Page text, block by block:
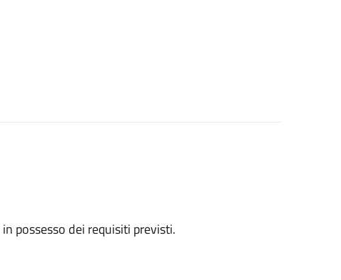
possesso dei requisiti previsti.